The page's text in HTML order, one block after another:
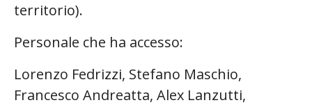
territorio).
Personale che ha accesso:
Lorenzo Fedrizzi, Stefano Maschio,
Francesco Andreatta, Alex Lanzutti,